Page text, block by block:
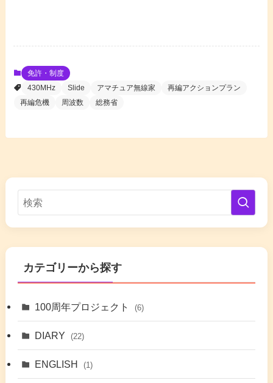
免許・制度
430MHz
Slide アマチュア無線家
再編アクションプラン
再編危機
周波数 総務省
カテゴリーから探す
100周年プロジェクト (6)
DIARY (22)
ENGLISH (1)